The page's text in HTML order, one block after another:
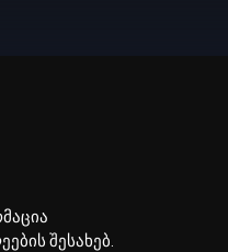
შესახებ.